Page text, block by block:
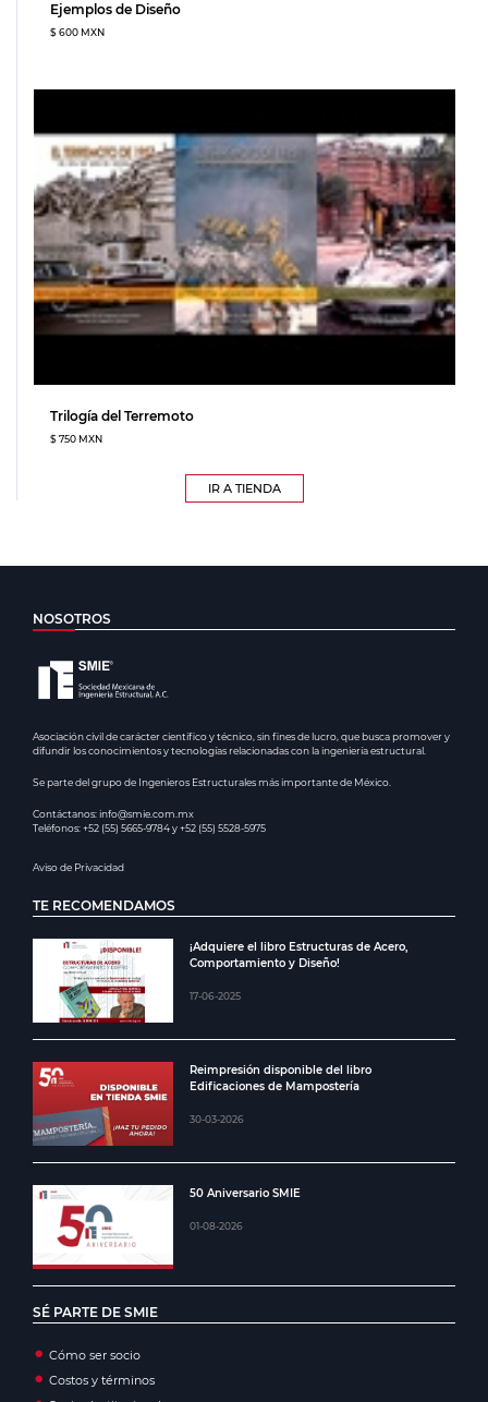
Ejemplos de Diseño
$ 600 MXN
Trilogía del Terremoto
$ 750 MXN
IR A TIENDA
NOSOTROS
Asociación civil de carácter científico y técnico, sin fines de lucro, que busca promover y
difundir los conocimientos y tecnologías relacionadas con la ingeniería estructural.
Se parte del grupo de Ingenieros Estructurales más importante de México.
Contáctanos: info@smie.com.mx
Teléfonos: +52 (55) 5665-9784 y +52 (55) 5528-5975
Aviso de Privacidad
TE RECOMENDAMOS
¡Adquiere el libro Estructuras de Acero,
Comportamiento y Diseño!
17-06-2025
Reimpresión disponible del libro
Edificaciones de Mampostería
30-03-2026
50 Aniversario SMIE
01-08-2026
SÉ PARTE DE SMIE
Cómo ser socio
Costos y términos